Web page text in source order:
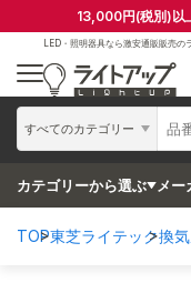
13,000円(税別)以
LED・照明器具なら激安通販販売の
すべてのカテゴリー
カテゴリーから選ぶ メ
TOP東芝ライテック換